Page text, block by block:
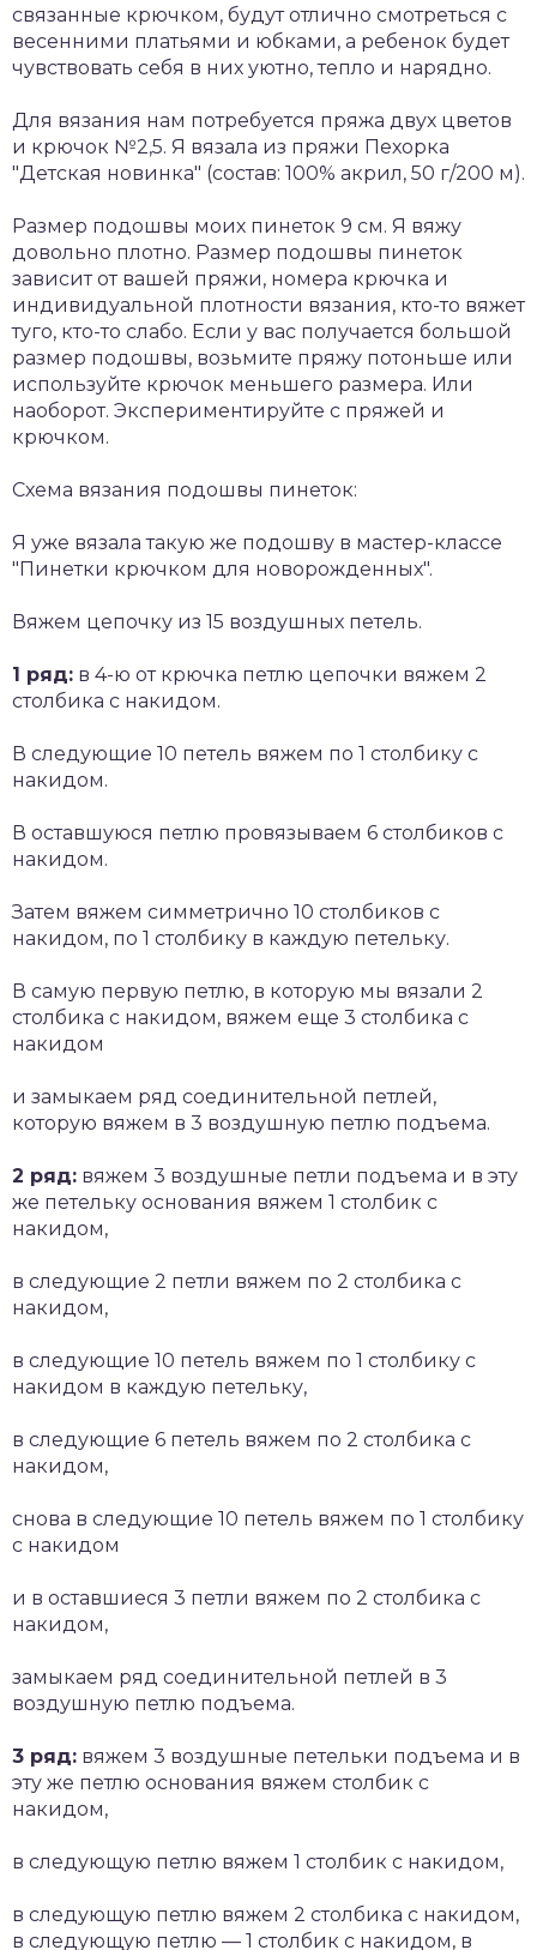
связанные крючком, будут отлично смотреться с
весенними платьями и юбками, а ребенок будет
чувствовать себя в них уютно, тепло и нарядно.
Для вязания нам потребуется пряжа двух цветов
и крючок №2,5. Я вязала из пряжи Пехорка
"Детская новинка" (состав: 100% акрил, 50 г/200 м).
Размер подошвы моих пинеток 9 см. Я вяжу
довольно плотно. Размер подошвы пинеток
зависит от вашей пряжи, номера крючка и
индивидуальной плотности вязания, кто-то вяжет
туго, кто-то слабо. Если у вас получается большой
размер подошвы, возьмите пряжу потоньше или
используйте крючок меньшего размера. Или
наоборот. Экспериментируйте с пряжей и
крючком.
Схема вязания подошвы пинеток:
Я уже вязала такую же подошву в мастер-классе
"Пинетки крючком для новорожденных".
Вяжем цепочку из 15 воздушных петель.
1 ряд: в 4-ю от крючка петлю цепочки вяжем 2
столбика с накидом.
В следующие 10 петель вяжем по 1 столбику с
накидом.
В оставшуюся петлю провязываем 6 столбиков с
накидом.
Затем вяжем симметрично 10 столбиков с
накидом, по 1 столбику в каждую петельку.
В самую первую петлю, в которую мы вязали 2
столбика с накидом, вяжем еще 3 столбика с
накидом
и замыкаем ряд соединительной петлей,
которую вяжем в 3 воздушную петлю подъема.
2 ряд: вяжем 3 воздушные петли подъема и в эту
же петельку основания вяжем 1 столбик с
накидом,
в следующие 2 петли вяжем по 2 столбика с
накидом,
в следующие 10 петель вяжем по 1 столбику с
накидом в каждую петельку,
в следующие 6 петель вяжем по 2 столбика с
накидом,
снова в следующие 10 петель вяжем по 1 столбику
с накидом
и в оставшиеся 3 петли вяжем по 2 столбика с
накидом,
замыкаем ряд соединительной петлей в 3
воздушную петлю подъема.
3 ряд: вяжем 3 воздушные петельки подъема и в
эту же петлю основания вяжем столбик с
накидом,
в следующую петлю вяжем 1 столбик с накидом,
в следующую петлю вяжем 2 столбика с накидом,
в следующую петлю — 1 столбик с накидом, в